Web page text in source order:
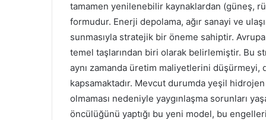
tamamen yenilenebilir kaynaklardan (güneş,
formudur. Enerji depolama, ağır sanayi ve
sunmasıyla stratejik bir öneme sahiptir.
temel taşlarından biri olarak belirlemiştir. Bu
aynı zamanda üretim maliyetlerini düşürmeyi,
kapsamaktadır. Mevcut durumda yeşil
olmaması nedeniyle yaygınlaşma sorunları
öncülüğünü yaptığı bu yeni model, bu